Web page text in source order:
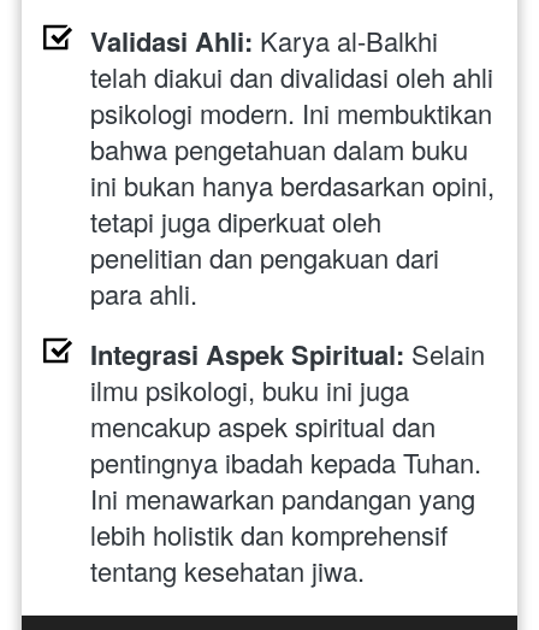
Validasi Ahli: Karya al-Balkhi
telah diakui dan divalidasi oleh ahli
psikologi modern. Ini membuktikan
bahwa pengetahuan dalam buku
ini bukan hanya berdasarkan opini,
tetapi juga diperkuat oleh
penelitian dan pengakuan dari
para ahli.
Integrasi Aspek Spiritual: Selain
ilmu psikologi, buku ini juga
mencakup aspek spiritual dan
pentingnya ibadah kepada Tuhan.
Ini menawarkan pandangan yang
lebih holistik dan komprehensif
tentang kesehatan jiwa.